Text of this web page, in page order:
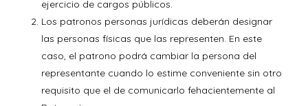
ejercicio de cargos públicos.
Los patronos personas jurídicas deberán designar
las personas físicas que las representen. En este
caso, el patrono podrá cambiar la persona del
representante cuando lo estime conveniente sin otro
requisito que el de comunicarlo fehacientemente al